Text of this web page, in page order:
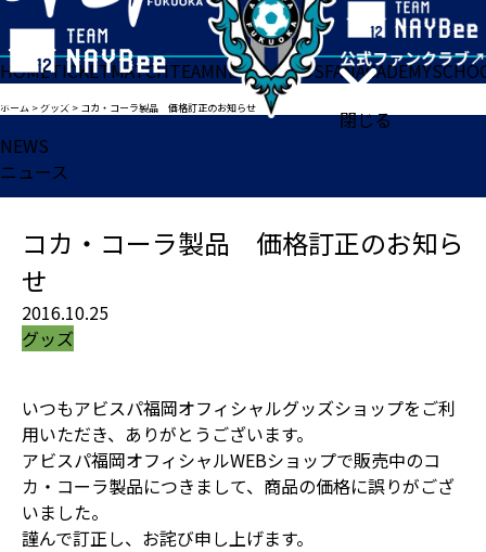
閉じる
HOMETICKETMATCHTEAMNEWSGOODSFANACADEMY
ホーム >グッズ > コカ・コーラ製品 価格訂正のお知らせ
NEWS
ニュース
コカ・コーラ製品 価格訂正のお知ら
せ
2016.10.25
グッズ
いつもアビスパ福岡オフィシャルグッズショップをご利
用いただき、ありがとうございます。
アビスパ福岡オフィシャルWEBショップで販売中のコ
カ・コーラ製品につきまして、商品の価格に誤りがござ
いました。
謹んで訂正し、お詫び申し上げます。